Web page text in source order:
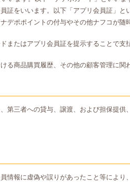
証をいいます。以下「アプリ会員証」と
デポポイントの付与やその他ナフコが
たはアプリ会員証を提示することで支
る商品購買履歴、その他の顧客管理に関
三者への貸与、譲渡、および担保提供
報に虚偽や誤りがあったこと等によ